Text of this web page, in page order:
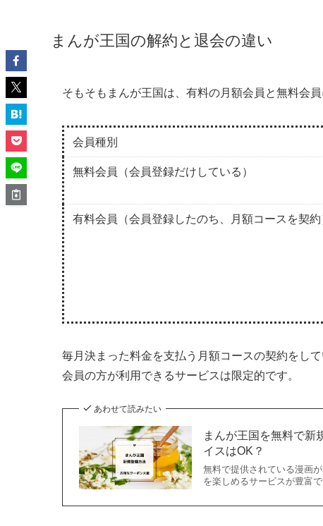
まんが王国の解約と退会の違い
そもそもまんが王国は、有料の月額会員と無料会員
会員種別
無料会員（会員登録だけしている）
有料会員（会員登録したのち、月額コースを契約
毎月決まった料金を支払う月額コースの契約をし
会員の方が利用できるサービスは限定的です。
あわせて読みたい
まんが王国を無料で新
イスはOK？
無料で提供されている漫画
を楽しめるサービスが豊富